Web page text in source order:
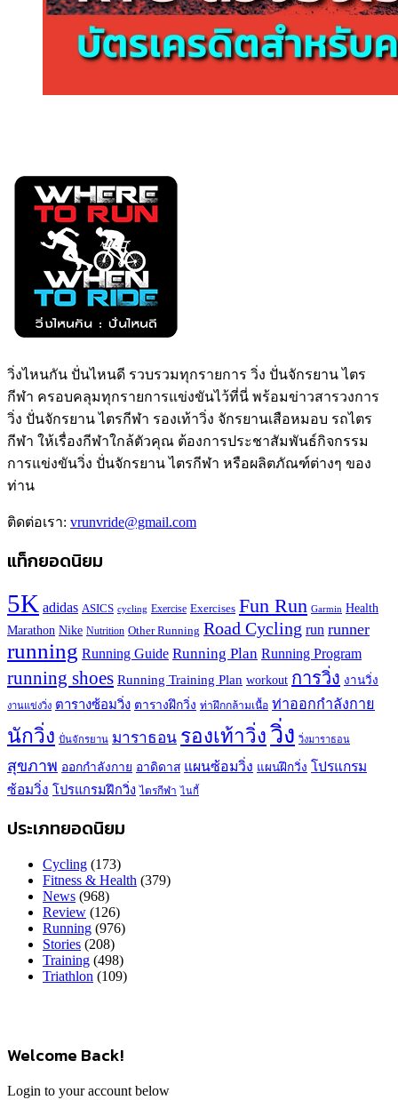
วิ่งไหนกัน ปั่นไหนดี รวบรวมทุกรายการ วิ่ง ปั่นจักรยาน ไตร
กีฬา ครอบคลุมทุกรายการแข่งขันไว้ที่นี่ พร้อมข่าวสารวงการ
วิ่ง ปั่นจักรยาน ไตรกีฬา รองเท้าวิ่ง จักรยานเสือหมอบ รถไตร
กีฬา ให้เรื่องกีฬาใกล้ตัวคุณ ต้องการประชาสัมพันธ์กิจกรรม
การแข่งขันวิ่ง ปั่นจักรยาน ไตรกีฬา หรือผลิตภัณฑ์ต่างๆ ของ
ท่าน
ติดต่อเรา: vrunvride@gmail.com
แท็กยอดนิยม
5K adidas ASICS cycling Exercise Exercises Fun Run Garmin Health
Marathon Nike Nutrition Other Running Road Cycling run runner
running Running Guide Running Plan Running Program
running shoes Running Training Plan workout การวิ่ง งานวิ่ง
งานแข่งวิ่ง ตารางซ้อมวิ่ง ตารางฝึกวิ่ง ท่าฝึกกล้ามเนื้อ ท่าออกกำลังกาย
นักวิ่ง ปั่นจักรยาน มาราธอน รองเท้าวิ่ง วิ่ง วิ่งมาราธอน
สุขภาพ ออกกำลังกาย อาดิดาส แผนซ้อมวิ่ง แผนฝึกวิ่ง โปรแกรม
ซ้อมวิ่ง โปรแกรมฝึกวิ่ง ไตรกีฬา ไนกี้
ประเภทยอดนิยม
Cycling (173)
Fitness & Health (379)
News (968)
Review (126)
Running (976)
Stories (208)
Training (498)
Triathlon (109)
Welcome Back!
Login to your account below